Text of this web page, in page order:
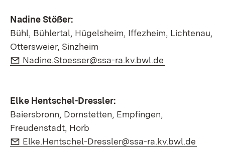
Nadine Stößer:
Bühl, Bühlertal, Hügelsheim, Iffezheim, Lichtenau,
Ottersweier, Sinzheim
E-Mail:
Nadine.Stoesser@ssa-ra.kv.bwl.de
Elke Hentschel-Dressler:
Baiersbronn, Dornstetten, Empfingen,
Freudenstadt, Horb
E-Mail:
Elke.Hentschel-Dressler@ssa-ra.kv.bwl.de